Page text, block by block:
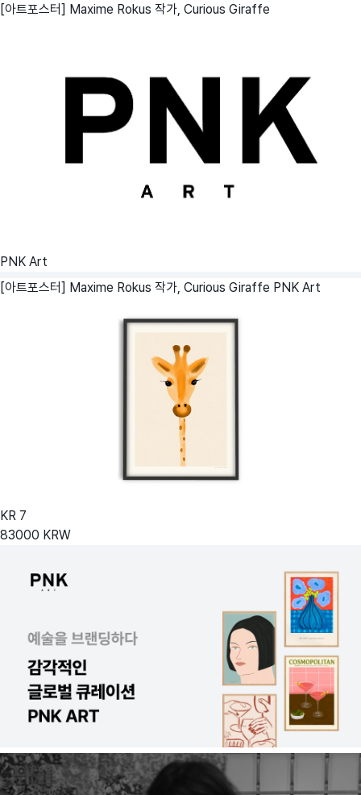
[아트포스터] Maxime Rokus 작가, Curious Giraffe
PNK Art
[아트포스터] Maxime Rokus 작가, Curious Giraffe PNK Art
KR 7
83000 KRW